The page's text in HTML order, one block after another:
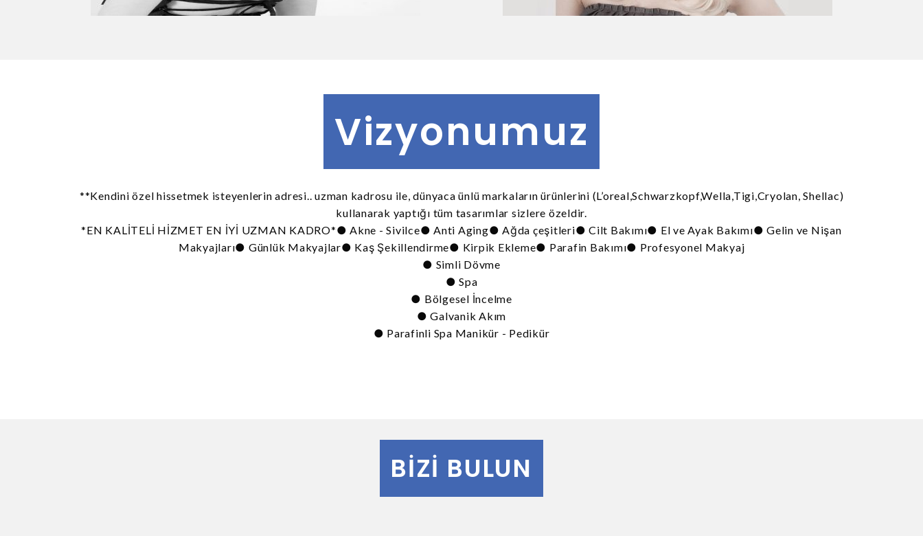
Vizyonumuz
**Kendini özel hissetmek isteyenlerin adresi.. uzman kadrosu ile, dünyaca ünlü markaların ürünlerini (L’oreal,Schwarzkopf,Wella,Tigi,Cryolan, Shellac)
kullanarak yaptığı tüm tasarımlar sizlere özeldir.
*EN KALİTELİ HİZMET EN İYİ UZMAN KADRO*● Akne - Sivilce● Anti Aging● Ağda çeşitleri● Cilt Bakımı● El ve Ayak Bakımı● Gelin ve Nişan
Makyajları● Günlük Makyajlar● Kaş Şekillendirme● Kirpik Ekleme● Parafin Bakımı● Profesyonel Makyaj
● Simli Dövme
● Spa
● Bölgesel İncelme
● Galvanik Akım
● Parafinli Spa Manikür - Pedikür
BIZI BULUN